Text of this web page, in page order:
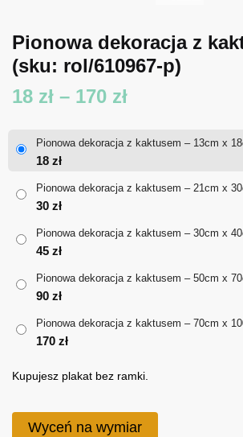
Pionowa dekoracja z
(sku: rol/610967-p)
18 zł – 170 złZakres
18 zł
Pionowa dekoracja z kaktusem – 13cm x
18 zł
Pionowa dekoracja z kaktusem – 21cm x
30 zł
Pionowa dekoracja z kaktusem – 30cm x
45 zł
Pionowa dekoracja z kaktusem – 50cm x
90 zł
Pionowa dekoracja z kaktusem – 70cm x
170 zł
Kupujesz plakat bez ramki.
Wyceń na wymiar